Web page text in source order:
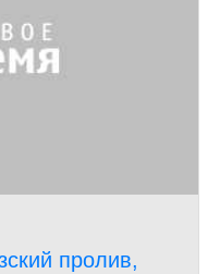
пролив,